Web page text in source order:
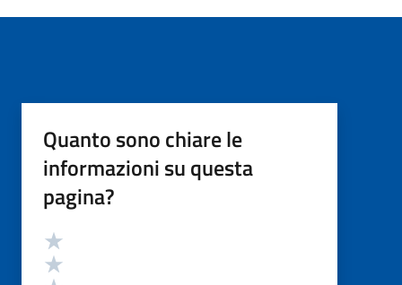
Quanto sono chiare le
informazioni su questa
pagina?
Valutazione